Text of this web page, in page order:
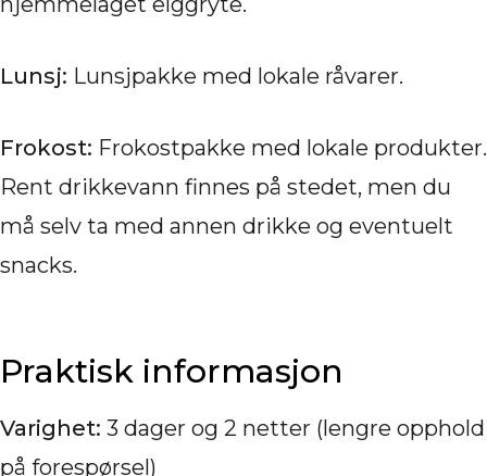
Lunsj: Lunsjpakke med lokale råvarer.
Frokost: Frokostpakke med lokale produkter.
Rent drikkevann finnes på stedet, men du
må selv ta med annen drikke og eventuelt
snacks.
Praktisk informasjon
Varighet: 3 dager og 2 netter (lengre opphold
på forespørsel)